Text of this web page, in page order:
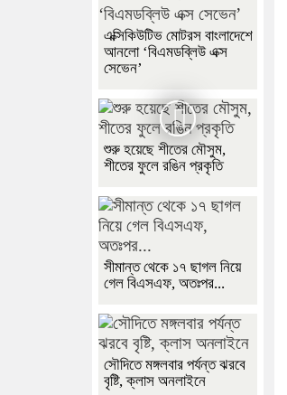
এক্সিকিউটিভ মোটরস বাংলাদেশে
আনলো ‘বিএমডব্লিউ এক্স
সেভেন’
শুরু হয়েছে শীতের মৌসুম,
শীতের ফুলে রঙিন প্রকৃতি
সীমান্ত থেকে ১৭ ছাগল নিয়ে
গেল বিএসএফ, অতঃপর...
সৌদিতে মঙ্গলবার পর্যন্ত ঝরবে
বৃষ্টি, ক্লাস অনলাইনে